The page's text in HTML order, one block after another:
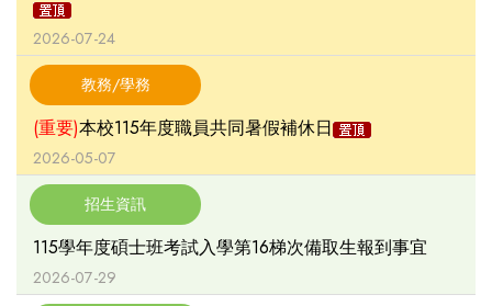
2026-07-24
教務/學務
(重要)本校115年度職員共同暑假補休日
2026-05-07
招生資訊
115學年度碩士班考試入學第16梯次備取生報到事宜
2026-07-29